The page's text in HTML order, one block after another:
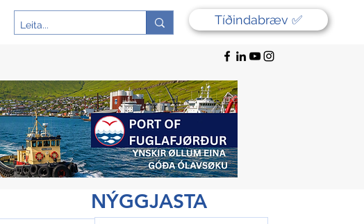
Tíðindabræv ✅
NÝGGJASTA